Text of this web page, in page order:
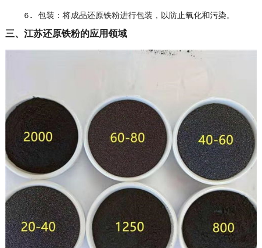
6. 包装：将成品还原铁粉进行包装，以防止氧化和污染。
三、江苏还原铁粉的应用领域